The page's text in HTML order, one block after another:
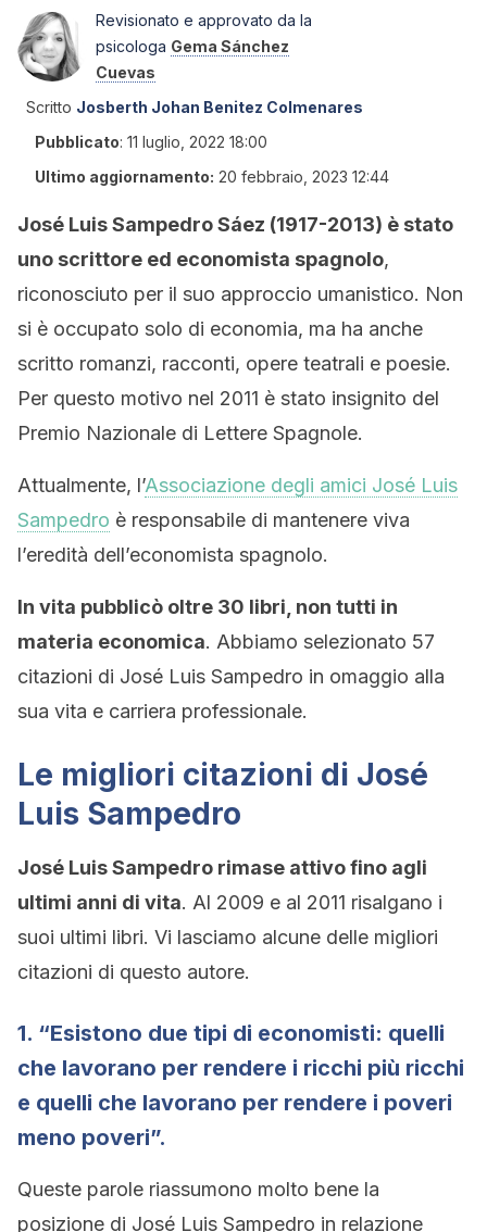
Revisionato e approvato da la
psicologa Gema Sánchez
Cuevas
Scritto Josberth Johan Benitez Colmenares
Pubblicato: 11 luglio, 2022 18:00
Ultimo aggiornamento: 20 febbraio, 2023 12:44
José Luis Sampedro Sáez (1917-2013) è stato
uno scrittore ed economista spagnolo,
riconosciuto per il suo approccio umanistico. Non
si è occupato solo di economia, ma ha anche
scritto romanzi, racconti, opere teatrali e poesie.
Per questo motivo nel 2011 è stato insignito del
Premio Nazionale di Lettere Spagnole.
Attualmente, l’Associazione degli amici José Luis
Sampedro è responsabile di mantenere viva
l’eredità dell’economista spagnolo.
In vita pubblicò oltre 30 libri, non tutti in
materia economica. Abbiamo selezionato 57
citazioni di José Luis Sampedro in omaggio alla
sua vita e carriera professionale.
Le migliori citazioni di José
Luis Sampedro
José Luis Sampedro rimase attivo fino agli
ultimi anni di vita. Al 2009 e al 2011 risalgano i
suoi ultimi libri. Vi lasciamo alcune delle migliori
citazioni di questo autore.
1. “Esistono due tipi di economisti: quelli
che lavorano per rendere i ricchi più ricchi
e quelli che lavorano per rendere i poveri
meno poveri”.
Queste parole riassumono molto bene la
posizione di José Luis Sampedro in relazione